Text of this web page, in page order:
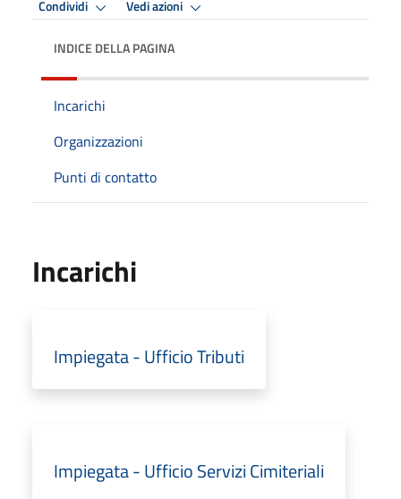
Condividi Vedi azioni
INDICE DELLA PAGINA
Incarichi
Organizzazioni
Punti di contatto
Incarichi
Impiegata - Ufficio Tributi
Impiegata - Ufficio Servizi Cimiteriali